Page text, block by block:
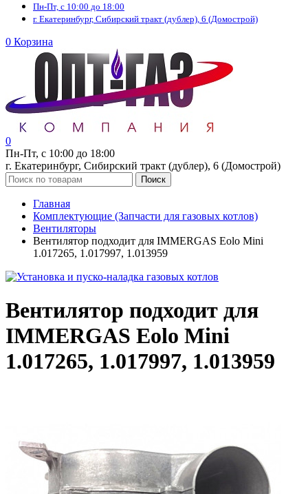
Пн-Пт, с 10:00 до 18:00
г. Екатеринбург, Сибирский тракт (дублер), 6 (Домострой)
0 Корзина
0
Пн-Пт, с 10:00 до 18:00
г. Екатеринбург, Сибирский тракт (дублер), 6 (Домострой)
Поиск
Главная
Комплектующие (Запчасти для газовых котлов)
Вентиляторы
Вентилятор подходит для IMMERGAS Eolo Mini
1.017265, 1.017997, 1.013959
Вентилятор подходит для
IMMERGAS Eolo Mini
1.017265, 1.017997, 1.013959